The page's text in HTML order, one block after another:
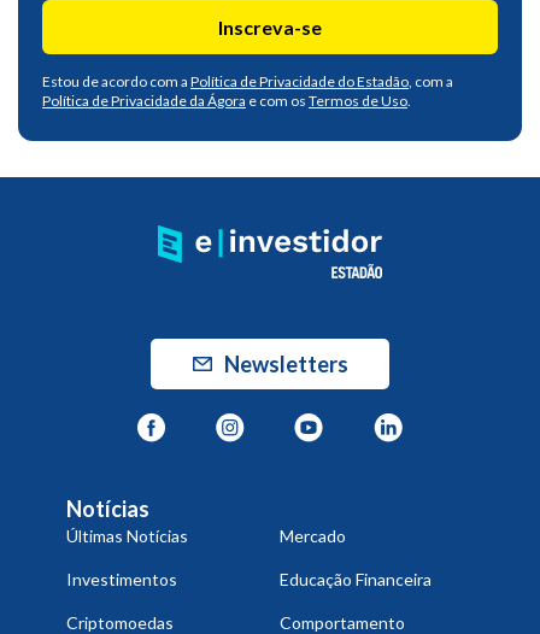
Inscreva-se
Estou de acordo com a Política de Privacidade do Estadão, com a
Política de Privacidade da Ágora e com os Termos de Uso.
Newsletters
Notícias
Últimas Notícias Mercado
Investimentos Educação Financeira
Criptomoedas Comportamento